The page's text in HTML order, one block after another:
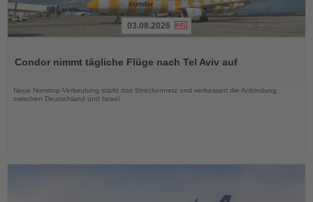
die
03.08.2026
Condor nimmt tägliche Flüge nach Tel Aviv auf
Neue Nonstop-Verbindung stärkt das Streckennetz und verbessert die Anbindung
zwischen Deutschland und Israel